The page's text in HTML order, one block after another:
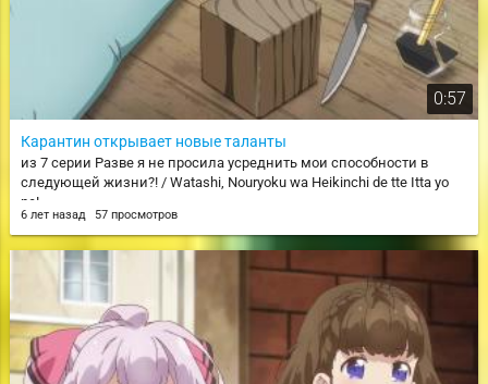
0:57
Карантин открывает новые таланты
из 7 серии Разве я не просила усреднить мои способности в
следующей жизни?! / Watashi, Nouryoku wa Heikinchi de tte Itta yo
ne!
6 лет назад 57 просмотров